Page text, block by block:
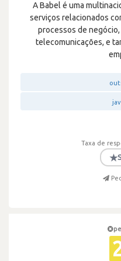
A Babel é uma
serviços relacionados
processos de
telecomunicações, e
Taxa de
★